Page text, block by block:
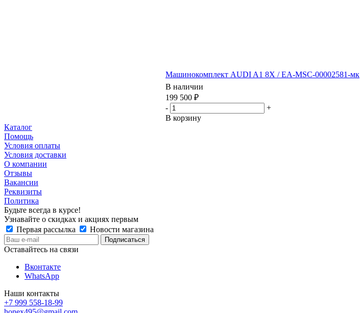
Машинокомплект AUDI A1 8X / EA-MSC-00002581-мк
В наличии
199 500 ₽
-
+
В корзину
Каталог
Помощь
Условия оплаты
Условия доставки
О компании
Отзывы
Вакансии
Реквизиты
Политика
Будьте всегда в курсе!
Узнавайте о скидках и акциях первым
Первая рассылка
Новости магазина
Оставайтесь на связи
Вконтакте
WhatsApp
Наши контакты
+7 999 558-18-99